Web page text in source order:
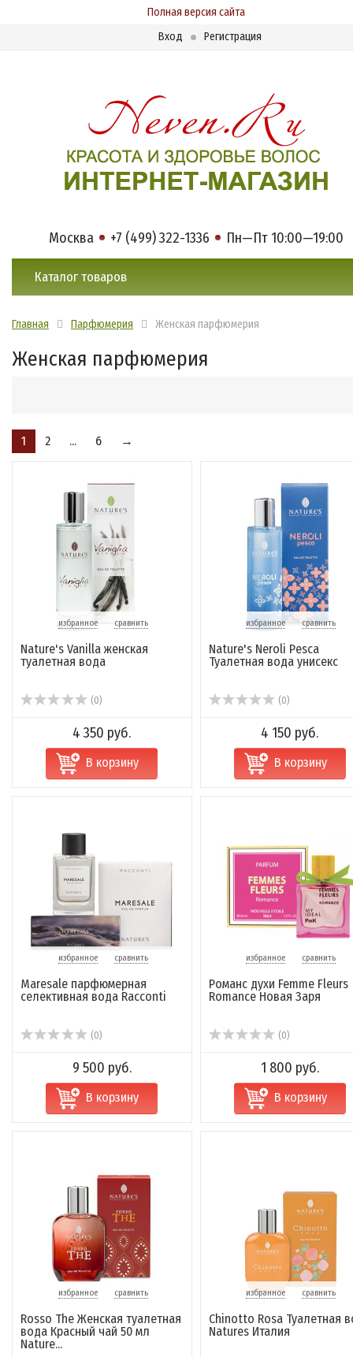
Полная версия сайта
Вход
Регистрация
Москва +7 (499) 322-1336 Пн—Пт 10:00—19:00
Каталог товаров
Главная Парфюмерия Женская парфюмерия
Женская парфюмерия
1 2 ... 6 →
избранное сравнить
Nature's Vanilla женская
туалетная вода
(0)
4 350 руб.
В корзину
избранное сравнить
Nature's Neroli Pesca
Туалетная вода унисекс
(0)
4 150 руб.
В корзину
избранное сравнить
Maresale парфюмерная
селективная вода Racconti
(0)
9 500 руб.
В корзину
избранное сравнить
Романс духи Femme Fleurs
Romance Новая Заря
(0)
1 800 руб.
В корзину
избранное сравнить
Rosso The Женская туалетная
вода Красный чай 50 мл
Nature...
избранное сравнить
Chinotto Rosa Туалетная
Natures Италия